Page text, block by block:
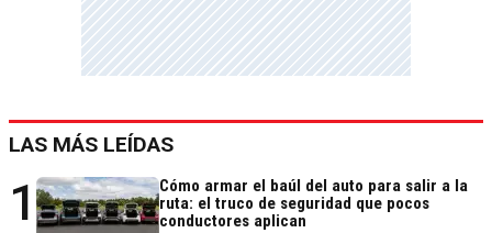
LAS MÁS LEÍDAS
1
Cómo armar el baúl del auto para salir a la
ruta: el truco de seguridad que pocos
conductores aplican